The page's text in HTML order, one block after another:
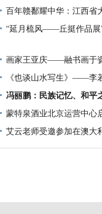
百年赣鄱耀中华：江西省
“延月梳风——丘挺作品展
画家王亚庆——融书画于
瓷
《也谈山水写生》——李
冯丽鹏：民族记忆、和
物
蒙特泉酒业北京运营中心
艾云老师受邀参加在澳大
韵